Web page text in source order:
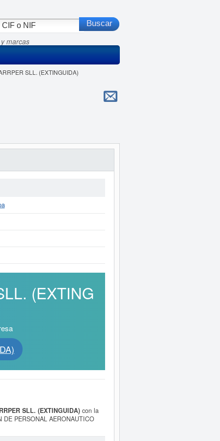
marcas
SLL. (EXTINGUIDA)
(EXTING
SLL. (EXTINGUIDA)con la
PERSONAL AERONAUTICO
El equipo de empleados